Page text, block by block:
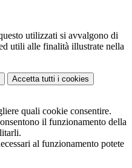
utilizzati si avvalgono di
utili alle finalità illustrate nella
Accetta tutti i cookies
quali cookie consentire.
il funzionamento della
al funzionamento potete